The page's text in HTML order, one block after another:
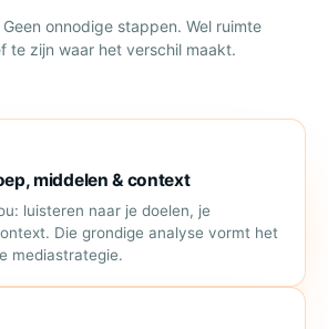
onnodige stappen. Wel ruimte
te zijn waar het verschil maakt.
middelen & context
luisteren naar je doelen, je
Die grondige analyse vormt het
mediastrategie.